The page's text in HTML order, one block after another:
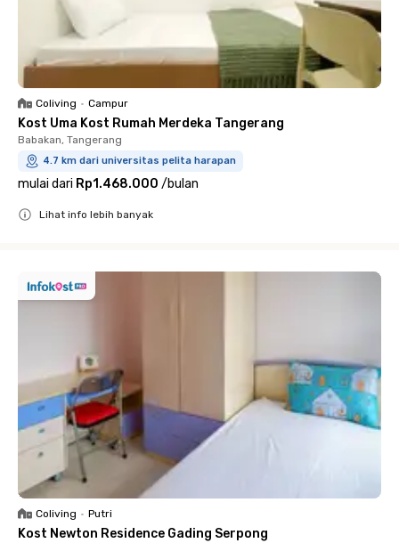
Coliving • Campur
Kost Uma Kost Rumah Merdeka Tangerang
Babakan, Tangerang
4.7 km dari universitas pelita harapan
mulai dari Rp1.468.000 /bulan
Lihat info lebih banyak
Coliving • Putri
Kost Newton Residence Gading Serpong